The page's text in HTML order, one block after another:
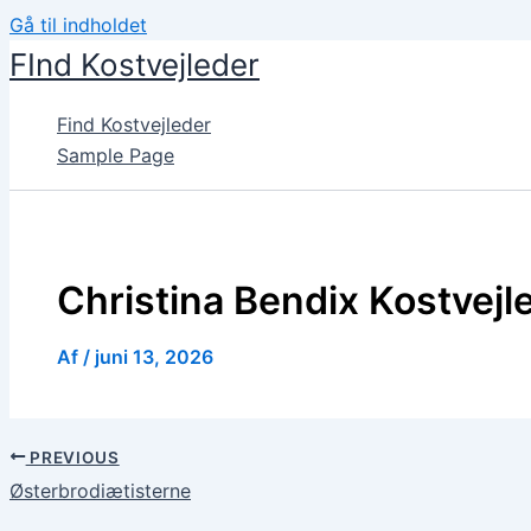
Gå til indholdet
FInd Kostvejleder
Find Kostvejleder
Sample Page
Christina Bendix
Af / juni 13, 2026
PREVIOUS
Østerbrodiætisterne